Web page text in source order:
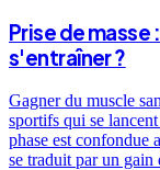
Prise de
s'entraîner ?
Gagner du muscle
sportifs qui se
phase est confondue
se traduit par un